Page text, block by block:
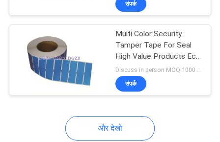
संपर्क
Multi Color Security
Tamper Tape For Seal
High Value Products Eco
- Friendly
Discuss in person MOQ:1000 pcs
संपर्क
और देखो